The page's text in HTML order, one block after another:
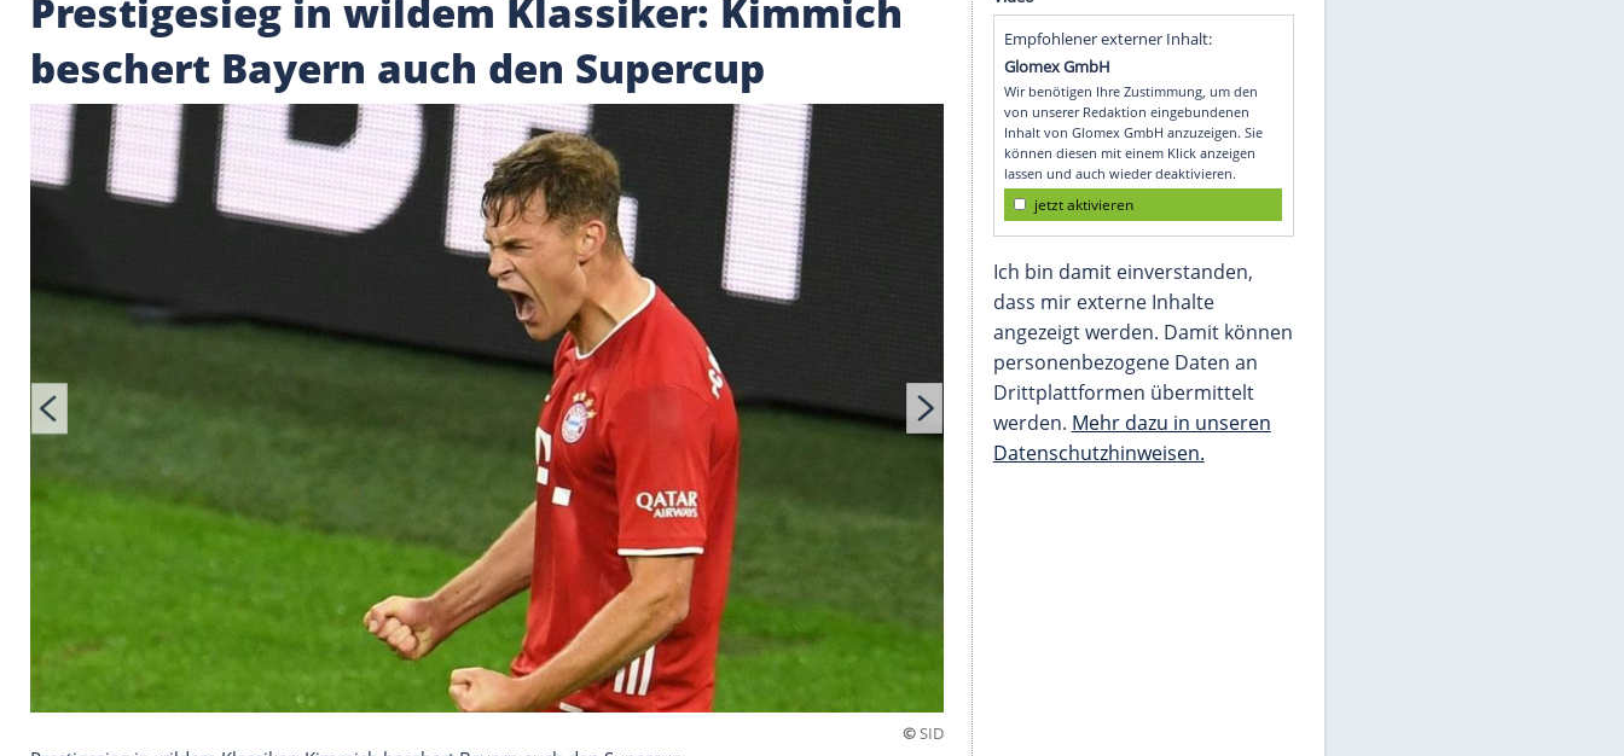
KOSTENLOSE E-MAIL SICHERN
Startseite >Sport > Topnews > Prestigesieg in wildem Klassiker: Kimmich beschert Bayern auch den Supercup
Prestigesieg in wildem Klassiker: Kimmich
beschert Bayern auch den Supercup
Empfohlener externer Inhalt:
Glomex GmbH
Wir benötigen Ihre Zustimmung, um den
von unserer Redaktion eingebundenen
Inhalt von Glomex GmbH anzuzeigen. Sie
können diesen mit einem Klick anzeigen
jetzt aktivieren
Ich bin damit einverstanden,
dass mir externe Inhalte